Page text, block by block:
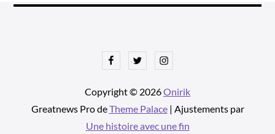
FacebookTwitterInstagram
Copyright © 2026Onirik
Greatnews Pro deTheme Palace| Ajustements par
Une histoire avec une fin